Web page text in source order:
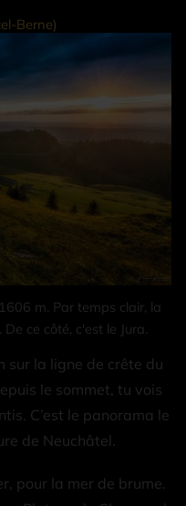
Berne)
m. Par temps clair, la
ce côté, c'est le Jura.
sur la ligne de crête du
le sommet, tu vois
C’est le panorama le
de Neuchâtel.
pour la mer de brume.